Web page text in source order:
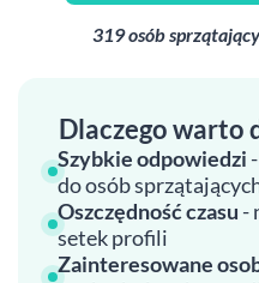
319 osób
Dlaczego warto
Szybkie odpowiedzi
do osób
Oszczędność czasu -
setek profili
Zainteresowane